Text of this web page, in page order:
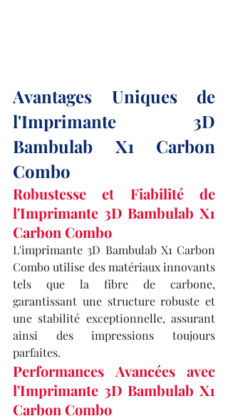
Avantages Uniques de
l'Imprimante 3D
Bambulab X1 Carbon
Combo
Robustesse et Fiabilité de
l'Imprimante 3D Bambulab X1
Carbon Combo
L'imprimante 3D Bambulab X1 Carbon
Combo utilise des matériaux innovants
tels que la fibre de carbone,
garantissant une structure robuste et
une stabilité exceptionnelle, assurant
ainsi des impressions toujours
parfaites.
Performances Avancées avec
l'Imprimante 3D Bambulab X1
Carbon Combo